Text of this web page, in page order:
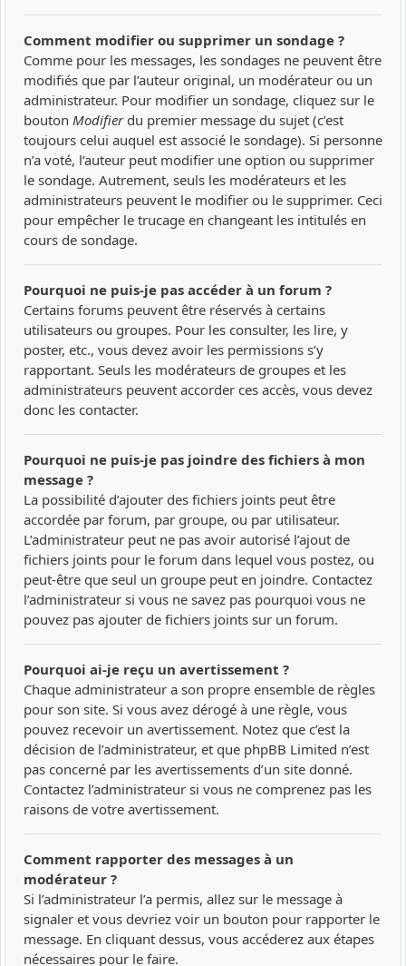
Comment modifier ou supprimer un sondage ?
Comme pour les messages, les sondages ne peuvent être
modifiés que par l’auteur original, un modérateur ou un
administrateur. Pour modifier un sondage, cliquez sur le
bouton Modifierdu premier message du sujet (c’est
toujours celui auquel est associé le sondage). Si personne
n’a voté, l’auteur peut modifier une option ou supprimer
le sondage. Autrement, seuls les modérateurs et les
administrateurs peuvent le modifier ou le supprimer. Ceci
pour empêcher le trucage en changeant les intitulés en
cours de sondage.
Pourquoi ne puis-je pas accéder à un forum ?
Certains forums peuvent être réservés à certains
utilisateurs ou groupes. Pour les consulter, les lire, y
poster, etc., vous devez avoir les permissions s’y
rapportant. Seuls les modérateurs de groupes et les
administrateurs peuvent accorder ces accès, vous devez
donc les contacter.
Pourquoi ne puis-je pas joindre des fichiers à mon
message ?
La possibilité d’ajouter des fichiers joints peut être
accordée par forum, par groupe, ou par utilisateur.
L’administrateur peut ne pas avoir autorisé l’ajout de
fichiers joints pour le forum dans lequel vous postez, ou
peut-être que seul un groupe peut en joindre. Contactez
l’administrateur si vous ne savez pas pourquoi vous ne
pouvez pas ajouter de fichiers joints sur un forum.
Pourquoi ai-je reçu un avertissement ?
Chaque administrateur a son propre ensemble de règles
pour son site. Si vous avez dérogé à une règle, vous
pouvez recevoir un avertissement. Notez que c’est la
décision de l’administrateur, et que phpBB Limited n’est
pas concerné par les avertissements d’un site donné.
Contactez l’administrateur si vous ne comprenez pas les
raisons de votre avertissement.
Comment rapporter des messages à un
modérateur ?
Si l’administrateur l’a permis, allez sur le message à
signaler et vous devriez voir un bouton pour rapporter le
message. En cliquant dessus, vous accéderez aux étapes
nécessaires pour le faire.